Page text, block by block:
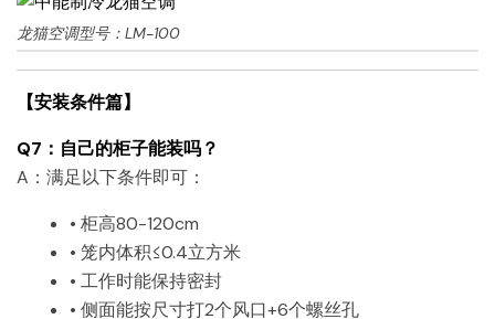
龙猫空调型号：LM-100
【安装条件篇】
Q7：自己的柜子能装吗？
A：满足以下条件即可：
• 柜高80-120cm
• 笼内体积≤0.4立方米
• 工作时能保持密封
• 侧面能按尺寸打2个风口+6个螺丝孔